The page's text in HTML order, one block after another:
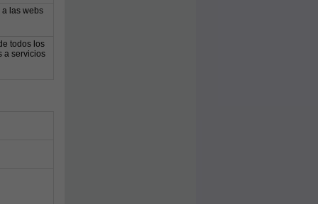
las webs
todos los
a servicios